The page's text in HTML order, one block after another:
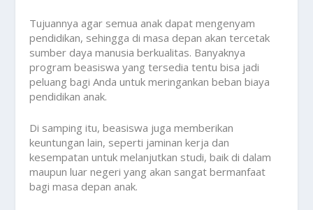
Tujuannya agar semua anak dapat mengenyam
pendidikan, sehingga di masa depan akan tercetak
sumber daya manusia berkualitas. Banyaknya
program beasiswa yang tersedia tentu bisa jadi
peluang bagi Anda untuk meringankan beban biaya
pendidikan anak.
Di samping itu, beasiswa juga memberikan
keuntungan lain, seperti jaminan kerja dan
kesempatan untuk melanjutkan studi, baik di dalam
maupun luar negeri yang akan sangat bermanfaat
bagi masa depan anak.